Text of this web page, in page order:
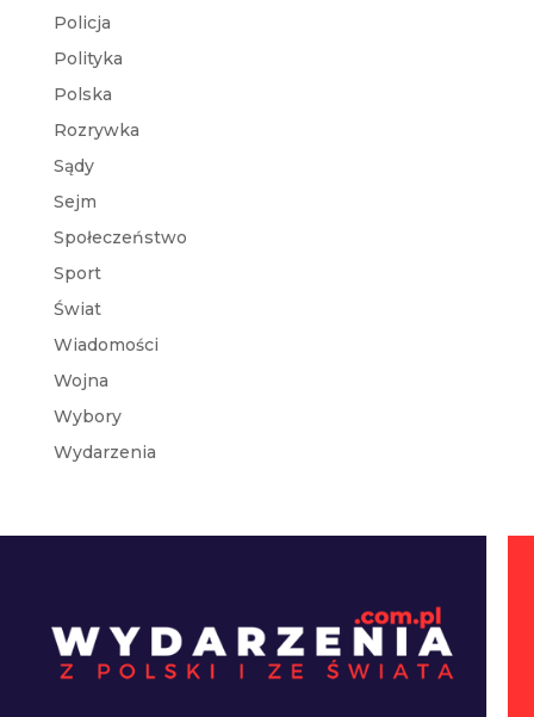
Policja
Polityka
Polska
Rozrywka
Sądy
Sejm
Społeczeństwo
Sport
Świat
Wiadomości
Wojna
Wybory
Wydarzenia